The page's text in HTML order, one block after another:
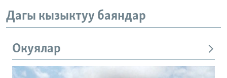
Дагы кызыктуу баяндар
Окуялар